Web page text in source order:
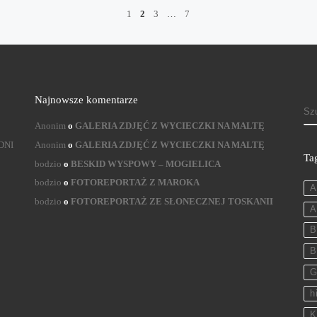
1 2 3 … 7
Najnowsze komentarze
Anonim o GALERIA ZDJĘĆ Z WYCIECZKI NA MALTĘ
Anonim o GALERIA ZDJĘĆ Z WYCIECZKI NA MALTĘ
bodzio o BESKID WYSPOWY – MOGIELICA
bodzio o FOTOREPORTAŻ Z MAROKA
bodzio o FOTOREPORTAŻ ZE SŁONECZNEJ TOSKANII